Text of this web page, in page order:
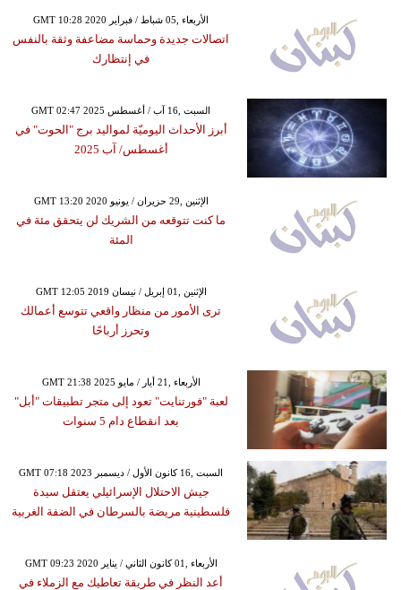
GMT 10:28 2020 الأربعاء ,05 شباط / فبراير
اتصالات جديدة وحماسة مضاعفة وثقة بالنفس
في إنتظارك
GMT 02:47 2025 السبت ,16 آب / أغسطس
أبرز الأحداث اليوميّة لمواليد برج "الحوت" في
أغسطس/ آب 2025
GMT 13:20 2020 الإثنين ,29 حزيران / يونيو
ما كنت تتوقعه من الشريك لن يتحقق مئة في
المئة
GMT 12:05 2019 الإثنين ,01 إبريل / نيسان
ترى الأمور من منظار واقعي تتوسع أعمالك
وتحرز أرباحًا
GMT 21:38 2025 الأربعاء ,21 أيار / مايو
لعبة "فورتنايت" تعود إلى متجر تطبيقات "أبل"
بعد انقطاع دام 5 سنوات
GMT 07:18 2023 السبت ,16 كانون الأول / ديسمبر
جيش الاحتلال الإسرائيلي يعتقل سيدة
فلسطينية مريضة بالسرطان في الضفة الغربية
GMT 09:23 2020 الأربعاء ,01 كانون الثاني / يناير
أعد النظر في طريقة تعاطيك مع الزملاء في